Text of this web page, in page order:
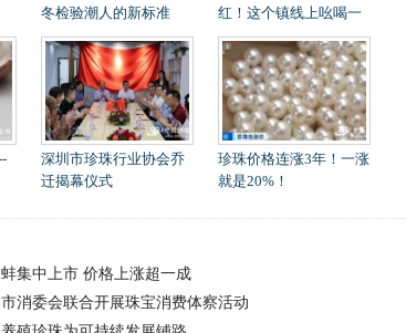
冬检验潮人的新标准
红！这个镇线上吆喝一
深圳市珍珠行业协会乔
迁揭幕仪式
珍珠价格连涨3年！一涨
就是20%！
集中上市 价格上涨超一成
消委会联合开展珠宝消费体察活动